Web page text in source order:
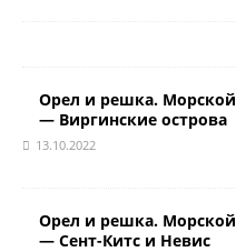
Орел и решка. Морской
— Виргинские острова
13.10.2022
Орел и решка. Морской
— Сент-Китс и Невис